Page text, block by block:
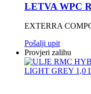
LETVA WPC
EXTERRA
Pošalji upit
Provjeri zalihu